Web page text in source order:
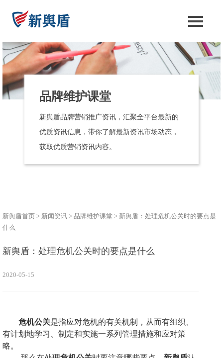
品牌维护课堂
新舆盾品牌营销推广资讯，汇聚全平台最新的
优质资讯信息，带你了解最新资讯市场动态，
获取优质营销资讯内容。
新舆盾首页 > 新闻资讯 > 品牌维护课堂 > 新舆盾：处理危机公关时的要点是
什么
新舆盾：处理危机公关时的要点是什么
2020-05-15
危机公关是指应对危机的有关机制 ， 从而有组织、
有计划地学习、制定和实施一系列管理措施和应对策
略。